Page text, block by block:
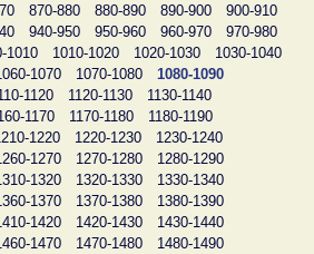
870-880 880-890 890-900
900-910
940-950 950-960 960-970
970-980
1010 1010-1020 1020-1030
1030-1040
1070 1070-1080
1080-1090
1120 1120-1130
1130-1140
1170 1170-1180
1180-1190
1220 1220-1230
1230-1240
1270 1270-1280
1280-1290
1320 1320-1330
1330-1340
1370 1370-1380
1380-1390
1420 1420-1430
1430-1440
1470 1470-1480
1480-1490